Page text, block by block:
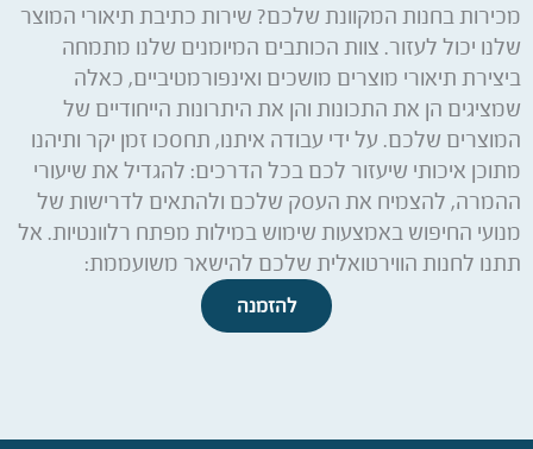
מכירות בחנות המקוונת שלכם? שירות כתיבת תיאורי המוצר
שלנו יכול לעזור. צוות הכותבים המיומנים שלנו מתמחה
ביצירת תיאורי מוצרים מושכים ואינפורמטיביים, כאלה
שמציגים הן את התכונות והן את היתרונות הייחודיים של
המוצרים שלכם. על ידי עבודה איתנו, תחסכו זמן יקר ותיהנו
מתוכן איכותי שיעזור לכם בכל הדרכים: להגדיל את שיעורי
ההמרה, להצמיח את העסק שלכם ולהתאים לדרישות של
מנועי החיפוש באמצעות שימוש במילות מפתח רלוונטיות. אל
תתנו לחנות הווירטואלית שלכם להישאר משועממת:
להזמנה